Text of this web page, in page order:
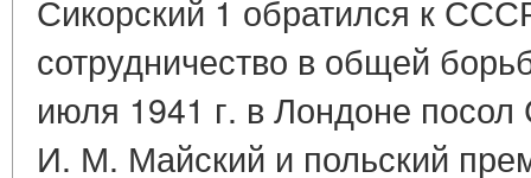
Сикорский 1 обратился к
сотрудничество в общей
июля 1941 г. в Лондоне
И. М. Майский и польский